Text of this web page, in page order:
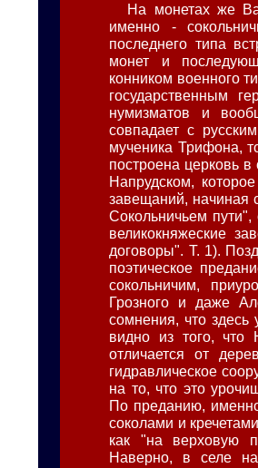
На монетах же
именно -
последнего типа
монет и
конником военного
государственным
нумизматов и
совпадает с
мученика Трифона,
построена церковь
Напрудском,
завещаний, начиная
Сокольничьем
великокняжеские
договоры". Т. 1).
поэтическое
сокольничим,
Грозного и даже
сомнения, что
видно из того, что
отличается от
гидравлическое
на то, что это
По преданию,
соколами и
как "на верховую
Наверно, в селе